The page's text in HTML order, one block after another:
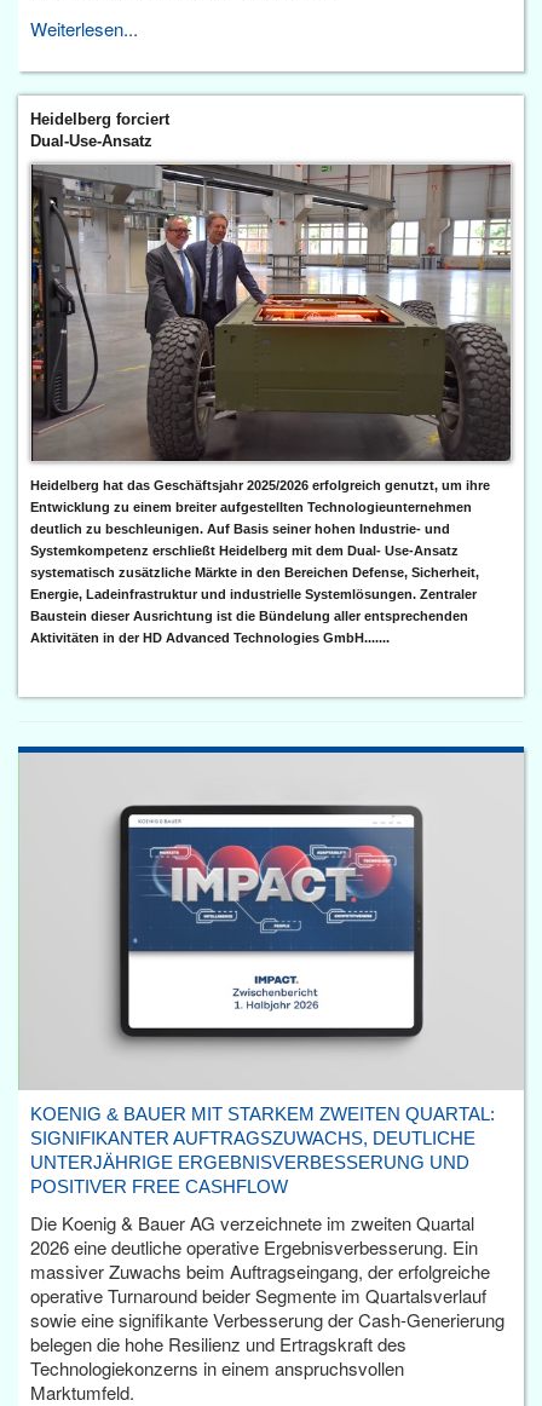
Weiterlesen...
Heidelberg forciert
Dual-Use-Ansatz
Heidelberg hat das Geschäftsjahr 2025/2026 erfolgreich genutzt, um ihre
Entwicklung zu einem breiter aufgestellten Technologieunternehmen
deutlich zu beschleunigen. Auf Basis seiner hohen Industrie- und
Systemkompetenz erschließt Heidelberg mit dem Dual- Use-Ansatz
systematisch zusätzliche Märkte in den Bereichen Defense, Sicherheit,
Energie, Ladeinfrastruktur und industrielle Systemlösungen. Zentraler
Baustein dieser Ausrichtung ist die Bündelung aller entsprechenden
Aktivitäten in der HD Advanced Technologies GmbH.......
KOENIG & BAUER MIT STARKEM ZWEITEN QUARTAL:
SIGNIFIKANTER AUFTRAGSZUWACHS, DEUTLICHE
UNTERJÄHRIGE ERGEBNISVERBESSERUNG UND
POSITIVER FREE CASHFLOW
Die Koenig & Bauer AG verzeichnete im zweiten Quartal
2026 eine deutliche operative Ergebnisverbesserung. Ein
massiver Zuwachs beim Auftragseingang, der erfolgreiche
operative Turnaround beider Segmente im Quartalsverlauf
sowie eine signifikante Verbesserung der Cash-Generierung
belegen die hohe Resilienz und Ertragskraft des
Technologiekonzerns in einem anspruchsvollen
Marktumfeld.